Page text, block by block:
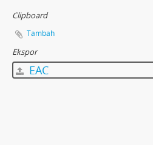
Clipboard
Tambah
Ekspor
EAC